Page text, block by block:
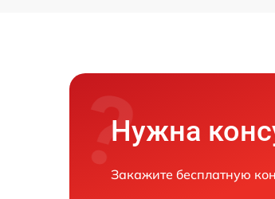
Нужна
Закажите бесплатную